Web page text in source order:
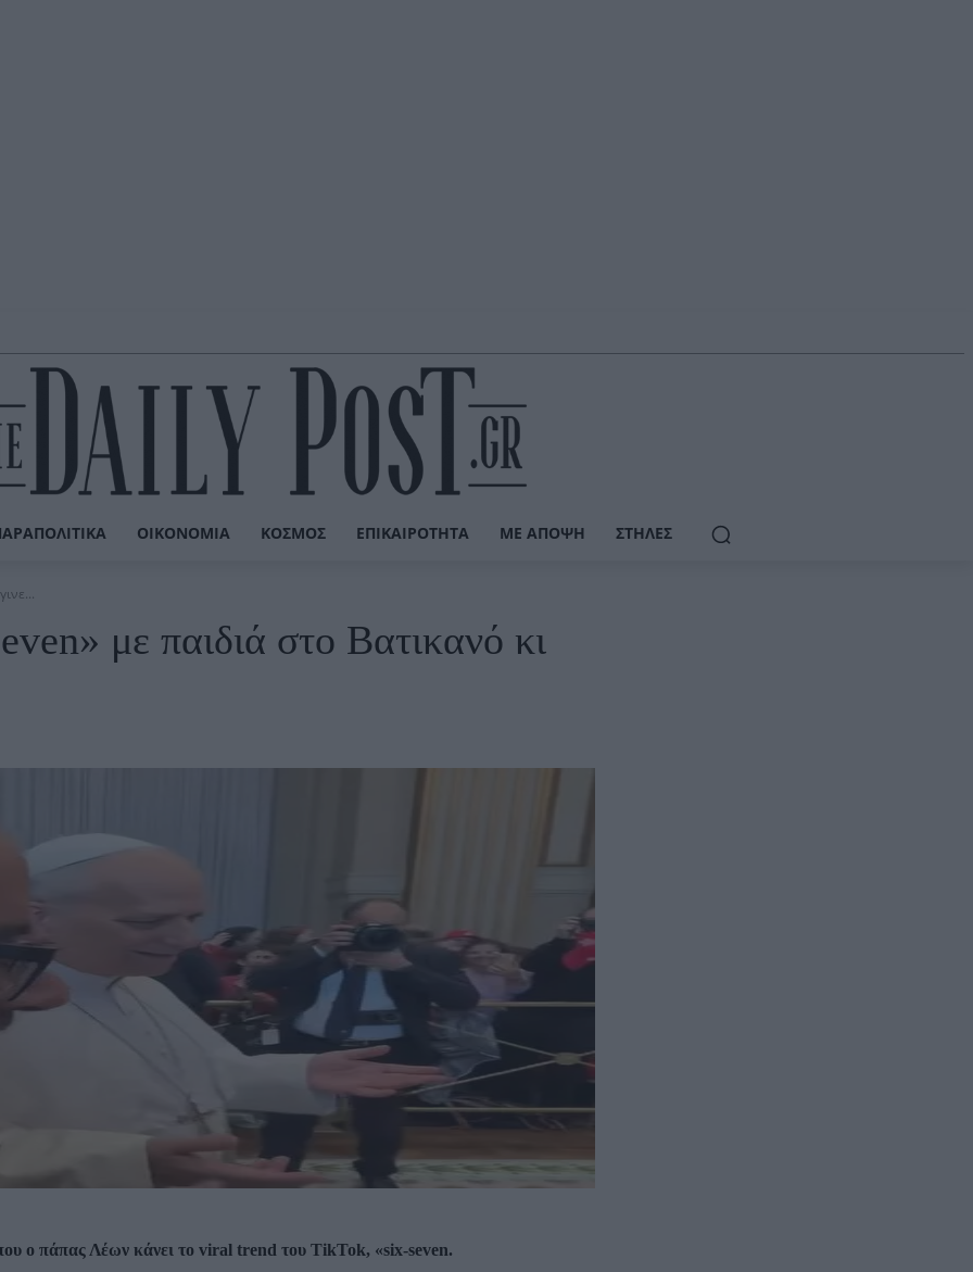
ΟΙΚΟΝΟΜΊΑ ΚΌΣΜΟΣ ΕΠΙΚΑΙΡΌΤΗΤΑ ΜΕ ΆΠΟΨΗ ΣΤΉΛΕΣ
με παιδιά στο Βατικανό κι
ο πάπας Λέων κάνει το viral trend του TikTok, «six-seven.